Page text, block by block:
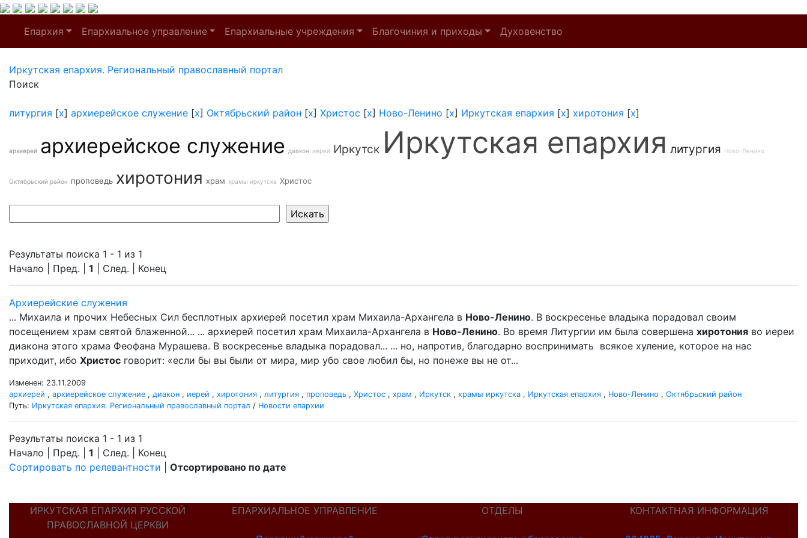
Епархия Епархиальное управление Епархиальные учреждения Благочиния и приходы Духовенство
Иркутская епархия. Региональный православный портал
Поиск
литургия [x] архиерейское служение [x] Октябрьский район [x] Христос [x] Ново-Ленино [x] Иркутская епархия [x] хиротония [x]
архиерей архиерейское служение диакон иерей Иркутск Иркутская епархия литургия Ново-Ленино
Октябрьский район проповедь хиротония храм храмы иркутска Христос
Результаты поиска 1 - 1 из 1
Начало | Пред. | 1 | След. | Конец
Архиерейские служения
... Михаила и прочих Небесных Сил бесплотных архиерей посетил храм Михаила-Архангела в Ново-Ленино. В воскресенье владыка порадовал своим
посещением храм святой блаженной... ... архиерей посетил храм Михаила-Архангела в Ново-Ленино. Во время Литургии им была совершена хиротония во иереи
диакона этого храма Феофана Мурашева. В воскресенье владыка порадовал... ... но, напротив, благодарно воспринимать всякое хуление, которое на нас
приходит, ибо Христос говорит: «если бы вы были от мира, мир убо свое любил бы, но понеже вы не от...
Изменен: 23.11.2009
архиерей , архиерейское служение , диакон , иерей , хиротония , литургия , проповедь , Христос , храм , Иркутск , храмы иркутска , Иркутская епархия , Ново-Ленино , Октябрьский район
Путь: Иркутская епархия. Региональный православный портал / Новости епархии
Результаты поиска 1 - 1 из 1
Начало | Пред. | 1 | След. | Конец
Сортировать по релевантности
Отсортировано по дате
ИРКУТСКАЯ ЕПАРХИЯ РУССКОЙ
ПРАВОСЛАВНОЙ ЦЕРКВИ
ЕПАРХИАЛЬНОЕ УПРАВЛЕНИЕ ОТДЕЛЫ КОНТАКТНАЯ ИНФОРМАЦИЯ